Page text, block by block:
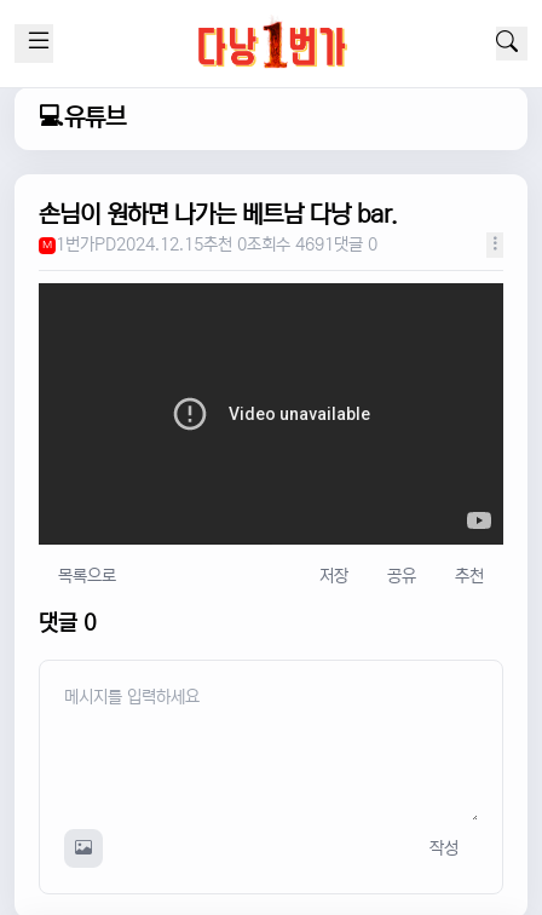
💻유튜브
손님이 원하면 나가는 베트남 다낭 bar.
M 1번가PD2024.12.15추천 0조회수 4691 댓글 0
목록으로 저장 공유 추천
댓글 0
작성